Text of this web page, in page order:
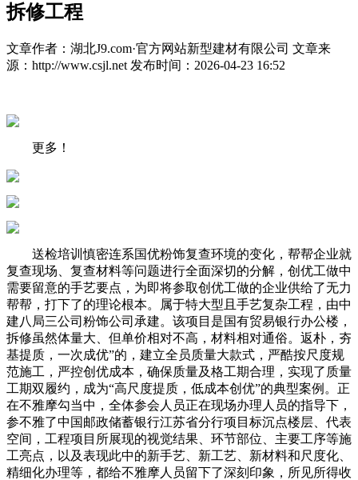
拆修工程
文章作者：湖北J9.com·官方网站新型建材有限公司 文章来
源：http://www.csjl.net 发布时间：2026-04-23 16:52
更多！
送检培训慎密连系国优粉饰复查环境的变化，帮帮企业就
复查现场、复查材料等问题进行全面深切的分解，创优工做中
需要留意的手艺要点，为即将参取创优工做的企业供给了无力
帮帮，打下了的理论根本。属于特大型且手艺复杂工程，由中
建八局三公司粉饰公司承建。该项目是国有贸易银行办公楼，
拆修虽然体量大、但单价相对不高，材料相对通俗。返朴，夯
基提质，一次成优”的，建立全员质量大款式，严酷按尺度规
范施工，严控创优成本，确保质量及格工期合理，实现了质量
工期双履约，成为“高尺度提质，低成本创优”的典型案例。正
在不雅摩勾当中，全体参会人员正在现场办理人员的指导下，
参不雅了中国邮政储蓄银行江苏省分行项目标沉点楼层、代表
空间，工程项目所展现的视觉结果、环节部位、主要工序等施
工亮点，以及表现此中的新手艺、新工艺、新材料和尺度化、
精细化办理等，都给不雅摩人员留下了深刻印象，所见所得收